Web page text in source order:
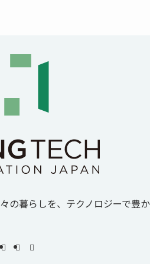
々の暮ら しを、 テクノ ロジーで豊か